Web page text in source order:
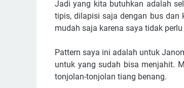
Jadi yang kita butuhkan adalah
tipis, dilapisi saja dengan bus dan
mudah saja karena saya tidak
Pattern saya ini adalah untuk
untuk yang sudah bisa menjahit.
tonjolan-tonjolan tiang benang.